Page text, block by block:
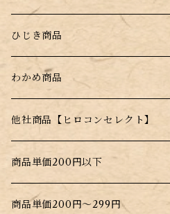
干し帆立貝柱【北海道産】
薄焼きせんべい【昆布＋帆立】
ひじき商品
塩ふきひじき【塩昆布だけじゃな
水戻し不要！料理にそのまま入れ
わかめ商品
他社商品【ヒロコンセレクト】
北海道根こんぶだし
大間生まれのこんぶだし
商品単価200円以下
商品単価200円～299円